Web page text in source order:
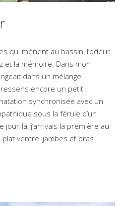
qui mènent au bassin, l’odeur
et la mémoire. Dans mon
dans un mélange
ressens encore un petit
synchronisée avec un
sous la férule d’un
jour-là, j’arrivais la première au
ventre, jambes et bras